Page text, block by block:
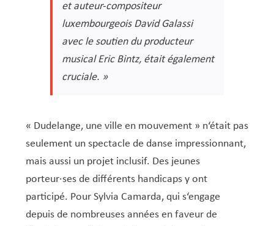
et auteur-compositeur
luxembourgeois David Galassi
avec le soutien du producteur
musical Eric Bintz, était également
cruciale. »
« Dudelange, une ville en mouvement » n‘était pas
seulement un spectacle de danse impressionnant,
mais aussi un projet inclusif. Des jeunes
porteur·ses de différents handicaps y ont
participé. Pour Sylvia Camarda, qui s‘engage
depuis de nombreuses années en faveur de